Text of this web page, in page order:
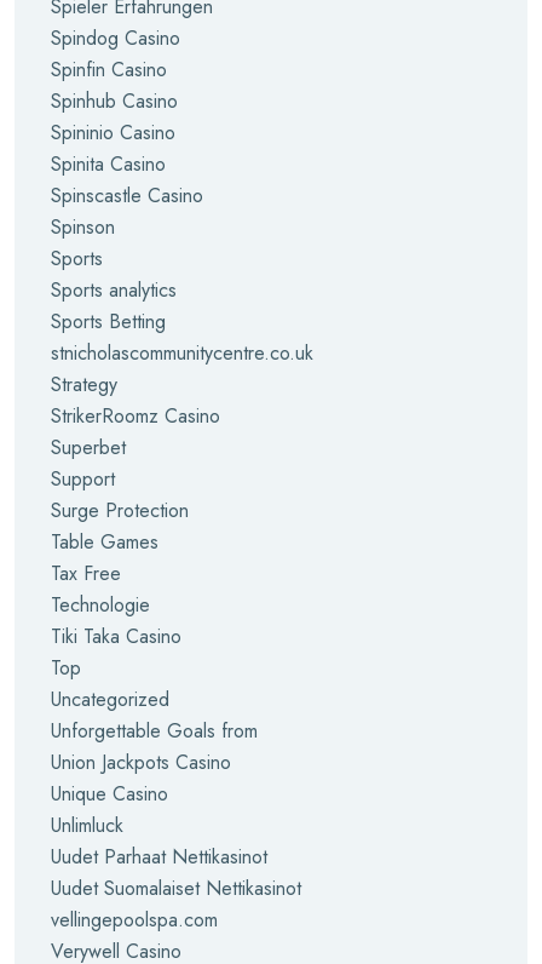
Spieler Erfahrungen
Spindog Casino
Spinfin Casino
Spinhub Casino
Spininio Casino
Spinita Casino
Spinscastle Casino
Spinson
Sports
Sports analytics
Sports Betting
stnicholascommunitycentre.co.uk
Strategy
StrikerRoomz Casino
Superbet
Support
Surge Protection
Table Games
Tax Free
Technologie
Tiki Taka Casino
Top
Uncategorized
Unforgettable Goals from
Union Jackpots Casino
Unique Casino
Unlimluck
Uudet Parhaat Nettikasinot
Uudet Suomalaiset Nettikasinot
vellingepoolspa.com
Verywell Casino